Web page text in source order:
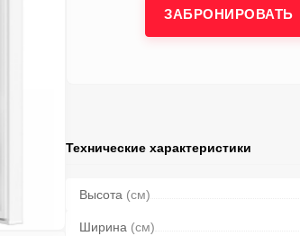
ЗАБРОНИРОВАТЬ
Технические характеристики
Высота (см)
Ширина (см)